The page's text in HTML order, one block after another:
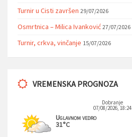
Turnir u Cisti završen 29/07/2026
Osmrtnica – Milica Ivanković 27/07/2026
Turnir, crkva, vinčanje 15/07/2026
VREMENSKA PROGNOZA
Dobranje
07/08/2026, 18:24
Uglavnom vedro
31°C